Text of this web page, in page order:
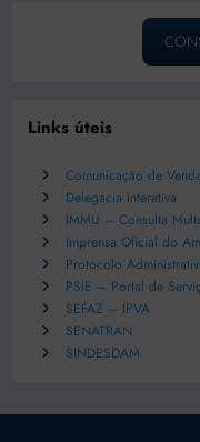
Links úteis
Comunicação de Venda
Delegacia Interativa
IMMU – Consulta
Imprensa Oficial do
Protocolo
PSIE – Portal de
SEFAZ – IPVA
SENATRAN
SINDESDAM